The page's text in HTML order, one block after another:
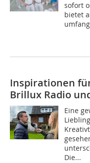
sofort
bietet
Inspirationen
Brillux Radio
Eine
Die...